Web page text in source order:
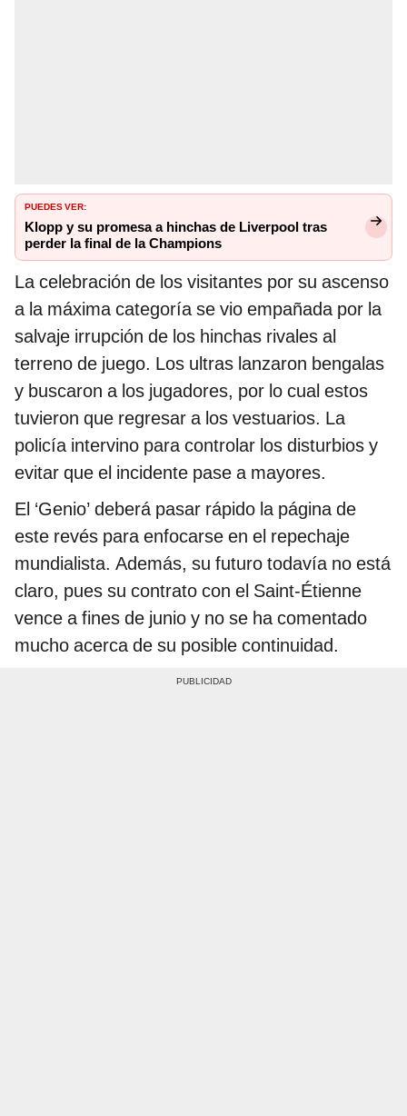
PUEDES VER:
Klopp y su promesa a hinchas de Liverpool tras
perder la final de la Champions
La celebración de los visitantes por su ascenso
a la máxima categoría se vio empañada por la
salvaje irrupción de los hinchas rivales al
terreno de juego. Los ultras lanzaron bengalas
y buscaron a los jugadores, por lo cual estos
tuvieron que regresar a los vestuarios. La
policía intervino para controlar los disturbios y
evitar que el incidente pase a mayores.
El ‘Genio’ deberá pasar rápido la página de
este revés para enfocarse en el repechaje
mundialista. Además, su futuro todavía no está
claro, pues su contrato con el Saint-Étienne
vence a fines de junio y no se ha comentado
mucho acerca de su posible continuidad.